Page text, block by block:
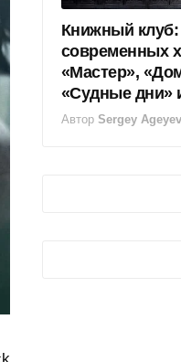
Книжный клуб:
современных
«Мастер»,
«Судные дни»
Автор Sergey Ageyev